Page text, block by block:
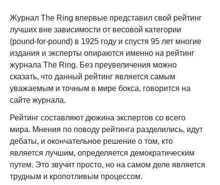
Журнал The Ring впервые представил свой рейтинг
лучших вне зависимости от весовой категории
(pound-for-pound) в 1925 году и спустя 95 лет многие
издания и эксперты опираются именно на рейтинг
журнала The Ring. Без преувеличения можно
сказать, что данный рейтинг является самым
уважаемым и точным в мире бокса, говорится на
сайте журнала.
Рейтинг составляют дюжина экспертов со всего
мира. Мнения по поводу рейтинга разделились, идут
дебаты, и окончательное решение о том, кто
является лучшим, определяется демократическим
путем. Это звучит просто, но на самом деле является
трудным и кропотливым процессом.